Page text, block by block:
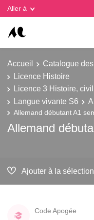
Aller à
Accueil Catalogue
Licence Histoire
Licence 3 Histoire,
Langue vivante S6
Allemand débutant A1
Allemand
Ajouter à la sélection
Code Apogée
Gestion des cookies